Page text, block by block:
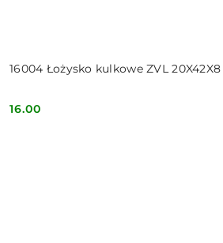
16004 Łożysko kulkowe ZVL 20X42X8
Cena:
16.00